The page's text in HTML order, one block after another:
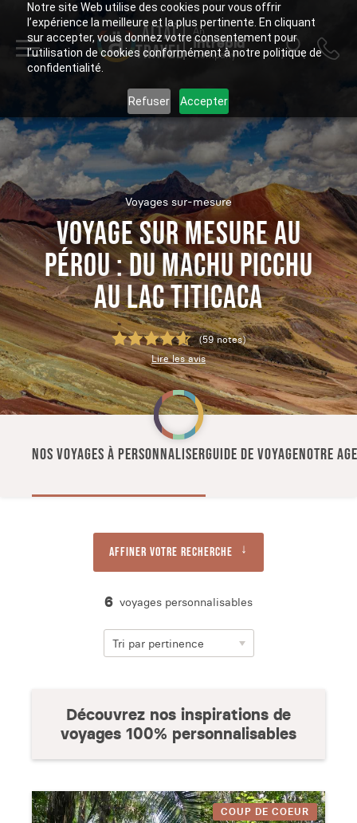
Notre site Web utilise des cookies pour vous offrir
l’expérience la meilleure et la plus pertinente. En cliquant
sur accepter, vous donnez votre consentement pour
l’utilisation de cookies conformément à notre politique de
confidentialité.
Refuser Accepter
ALTAÏ
TRAVEL
An
Intrepid
Company
Voyages sur-mesure
VOYAGE SUR MESURE AU
PÉROU : DU MACHU PICCHU
AU LAC TITICACA
(59 notes)
Lire les avis
NOS VOYAGES À PERSONNALISERGUIDE DE VOYAGENOTRE
Affiner votre recherche
6 voyages personnalisables
Découvrez nos inspirations de
voyages 100% personnalisables
COUP DE COEUR